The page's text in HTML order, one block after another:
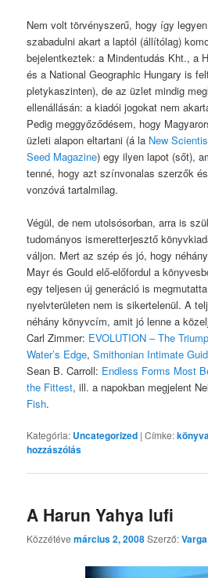
Nem volt törvényszerű, hogy így
szabadulni akart a laptól (állítólag)
bejelentkeztek: a Mindentudás Kht., a
és a National Geographic Hungary is
pletykaszinten), de az üzlet mindig
ellenállásán: a kiadói jogokat nem
Pedig meggyőződésem, hogy
üzleti alapon eltartani (á la New
Seed Magazine) egy ilyen lapot (sőt),
tenné, hogy azt színvonalas szerzők
vonzóvá tartalmilag.
Végül, de nem utolsósorban, arra is
tudományos ismeretterjesztő
váljon. Mert az szép és jó, hogy
Mayr és Gould elő-előfordul a
egy teljesen új generáció is
nyelvterületen nem is sikertelenül. A
néhány könyvcím, amit jó lenne a
Carl Zimmer: EVOLUTION – The
Water’s Edge,Smithonian Intimate
Sean B. Carroll: Endless Forms Most
the Fittest, ill. a napokban megjelent
Fish.
Kategória: Uncategorized |Címke:
hozzászólás
A Harun Yahya lufi
Közzétévemárcius 2, 2008Szerző: